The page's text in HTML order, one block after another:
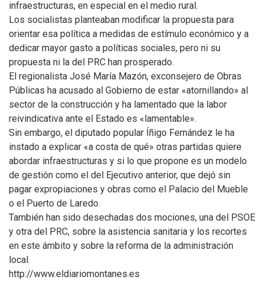
infraestructuras, en especial en el medio rural.
Los socialistas planteaban modificar la propuesta para
orientar esa política a medidas de estímulo económico y a
dedicar mayor gasto a políticas sociales, pero ni su
propuesta ni la del PRC han prosperado.
El regionalista José María Mazón, exconsejero de Obras
Públicas ha acusado al Gobierno de estar «atornillando» al
sector de la construcción y ha lamentado que la labor
reivindicativa ante el Estado es «lamentable».
Sin embargo, el diputado popular Íñigo Fernández le ha
instado a explicar «a costa de qué» otras partidas quiere
abordar infraestructuras y si lo que propone es un modelo
de gestión como el del Ejecutivo anterior, que dejó sin
pagar expropiaciones y obras como el Palacio del Mueble
o el Puerto de Laredo.
También han sido desechadas dos mociones, una del PSOE
y otra del PRC, sobre la asistencia sanitaria y los recortes
en este ámbito y sobre la reforma de la administración
local.
http://www.eldiariomontanes.es